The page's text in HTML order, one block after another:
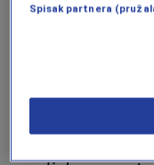
očekuju, pa bi
Rakovi će biti
napeti, zbog
Spisak partnera